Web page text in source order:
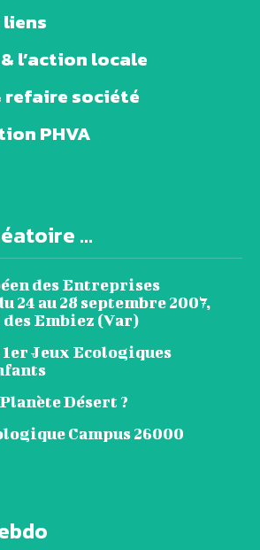
liens
l’action locale
refaire société
PHVA
...
des Entreprises
24 au 28 septembre 2007,
Embiez (Var)
Jeux Ecologiques
Désert ?
Campus 26000